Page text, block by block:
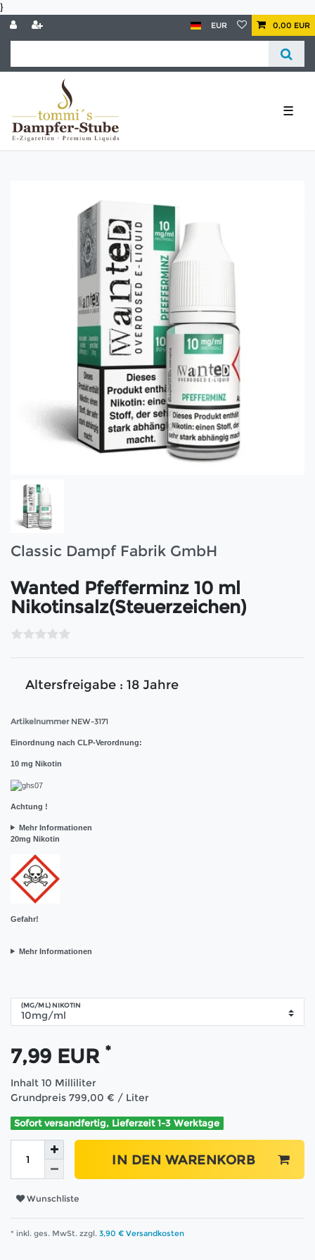
}
EUR 0,00 EUR
☰
Classic Dampf Fabrik GmbH
Wanted Pfefferminz 10 ml
Nikotinsalz(Steuerzeichen)
Altersfreigabe : 18 Jahre
Artikelnummer NEW-3171
Einordnung nach CLP-Verordnung:
10 mg Nikotin
Achtung !
Mehr Informationen
20mg Nikotin
Gefahr!
Mehr Informationen
(MG/ML) NIKOTIN
7,99 EUR *
Inhalt 10 Milliliter
Grundpreis 799,00 € / Liter
Sofort versandfertig, Lieferzeit 1-3 Werktage
IN DEN WARENKORB
Wunschliste
* inkl. ges. MwSt. zzgl. 3,90 € Versandkosten